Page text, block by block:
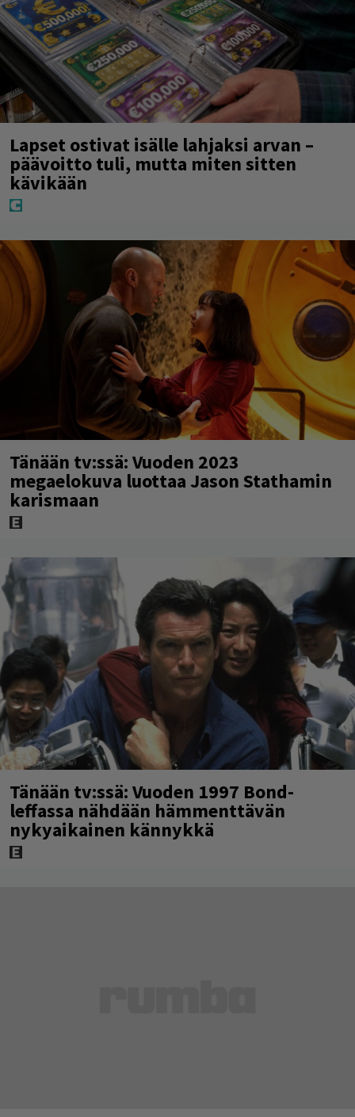
Lapset ostivat isälle lahjaksi arvan –
päävoitto tuli, mutta miten sitten
kävikään
Tänään tv:ssä: Vuoden 2023
megaelokuva luottaa Jason Stathamin
karismaan
Tänään tv:ssä: Vuoden 1997 Bond-
leffassa nähdään hämmenttävän
nykyaikainen kännykkä